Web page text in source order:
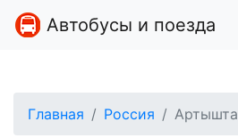
Автобусы и поезда
Главная Россия Артышта